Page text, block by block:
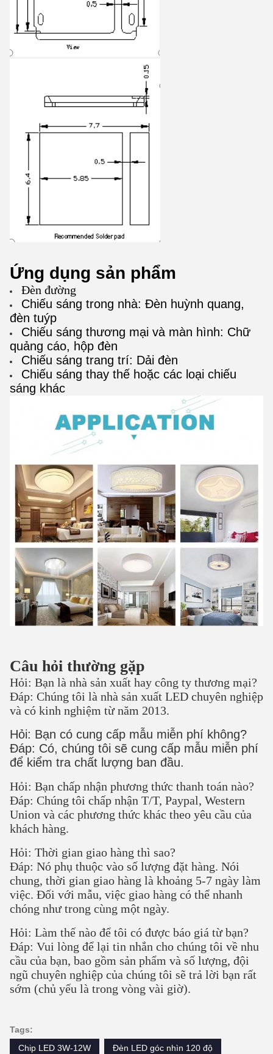
Ứng dụng sản phẩm
Đèn đường
Chiếu sáng trong nhà: Đèn huỳnh quang,
đèn tuýp
Chiếu sáng thương mại và màn hình: Chữ
quảng cáo, hộp đèn
Chiếu sáng trang trí: Dải đèn
Chiếu sáng thay thế hoặc các loại chiếu
sáng khác
Câu hỏi thường gặp
Hỏi: Bạn là nhà sản xuất hay công ty thương mại?
Đáp: Chúng tôi là nhà sản xuất LED chuyên nghiệp
và có kinh nghiệm từ năm 2013.
Hỏi: Bạn có cung cấp mẫu miễn phí không?
Đáp: Có, chúng tôi sẽ cung cấp mẫu miễn phí
để kiểm tra chất lượng ban đầu.
Hỏi: Bạn chấp nhận phương thức thanh toán nào?
Đáp: Chúng tôi chấp nhận T/T, Paypal, Western
Union và các phương thức khác theo yêu cầu của
khách hàng.
Hỏi: Thời gian giao hàng thì sao?
Đáp: Nó phụ thuộc vào số lượng đặt hàng. Nói
chung, thời gian giao hàng là khoảng 5-7 ngày làm
việc. Đối với mẫu, việc giao hàng có thể nhanh
chóng như trong cùng một ngày.
Hỏi: Làm thế nào để tôi có được báo giá từ bạn?
Đáp: Vui lòng để lại tin nhắn cho chúng tôi về nhu
cầu của bạn, bao gồm sản phẩm và số lượng, đội
ngũ chuyên nghiệp của chúng tôi sẽ trả lời bạn rất
sớm (chủ yếu là trong vòng vài giờ).
Tags:
Chip LED 3W-12W
Đèn LED góc nhìn 120 độ